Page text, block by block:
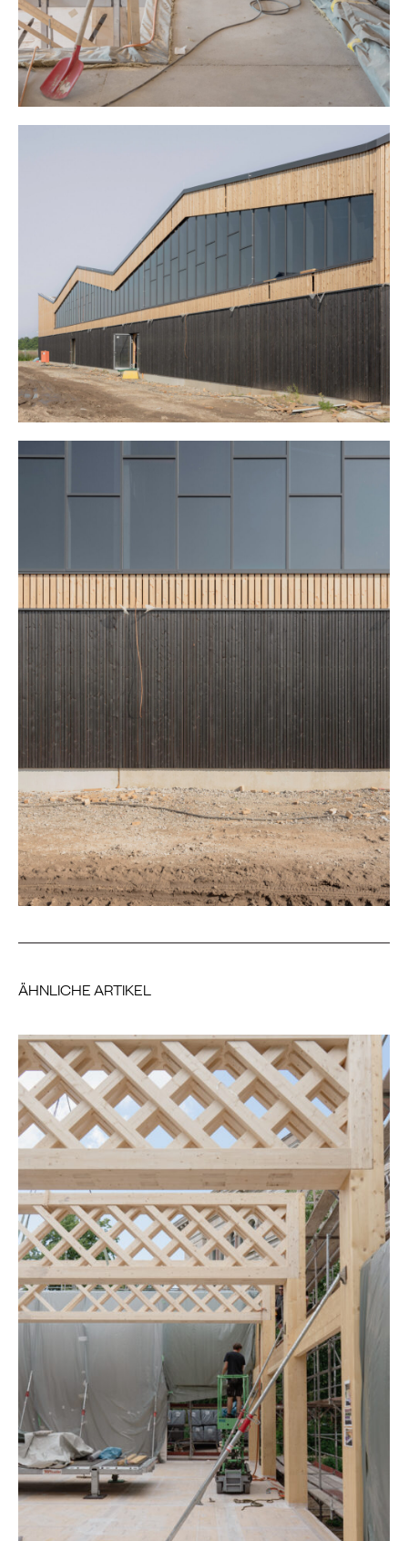
ÄHNLICHE ARTIKEL